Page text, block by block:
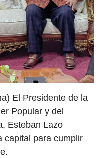
El Presidente de la
Popular y del
Esteban Lazo
capital para cumplir